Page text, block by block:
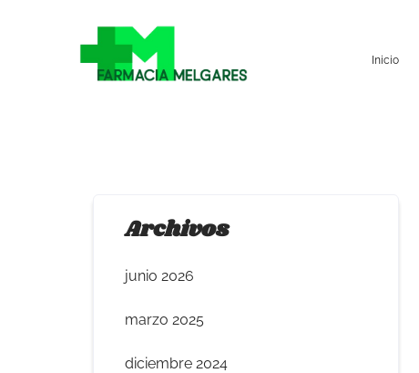
Inicio
Archivos
junio 2026
marzo 2025
diciembre 2024